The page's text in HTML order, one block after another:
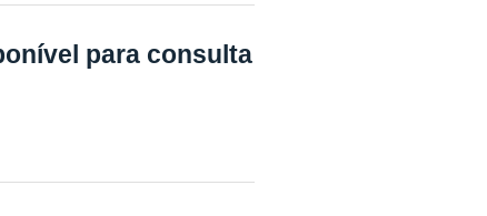
para consulta